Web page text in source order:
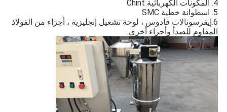
4. المكونات الكهربائية Chint
5. اسطوانة خطية SMC
6.إيفرسونالات
المقاوم للصدأ وأجزاء أخرى.